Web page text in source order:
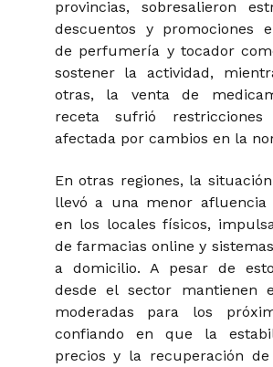
provincias, sobresalieron
descuentos y promociones
de perfumería y tocador
sostener la actividad,
otras, la venta de
receta sufrió
afectada por cambios en la
En otras regiones, la
llevó a una menor afluencia
en los locales físicos,
de farmacias online y
a domicilio. A pesar de
desde el sector mantienen
moderadas para los
confiando en que la
precios y la recuperación de